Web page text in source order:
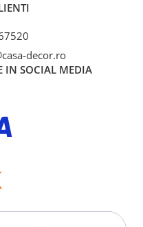
decor.ro
IN SOCIAL MEDIA